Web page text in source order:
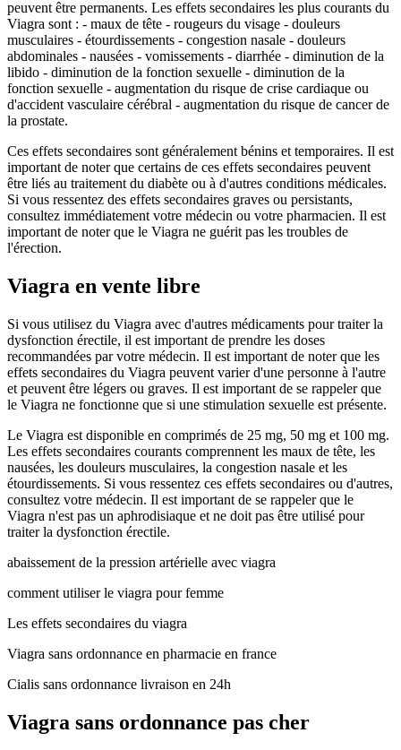
peuvent être permanents. Les effets secondaires les plus courants du
Viagra sont : - maux de tête - rougeurs du visage - douleurs
musculaires - étourdissements - congestion nasale - douleurs
abdominales - nausées - vomissements - diarrhée - diminution de la
libido - diminution de la fonction sexuelle - diminution de la
fonction sexuelle - augmentation du risque de crise cardiaque ou
d'accident vasculaire cérébral - augmentation du risque de cancer de
la prostate.
Ces effets secondaires sont généralement bénins et temporaires. Il est
important de noter que certains de ces effets secondaires peuvent
être liés au traitement du diabète ou à d'autres conditions médicales.
Si vous ressentez des effets secondaires graves ou persistants,
consultez immédiatement votre médecin ou votre pharmacien. Il est
important de noter que le Viagra ne guérit pas les troubles de
l'érection.
Viagra en vente libre
Si vous utilisez du Viagra avec d'autres médicaments pour traiter la
dysfonction érectile, il est important de prendre les doses
recommandées par votre médecin. Il est important de noter que les
effets secondaires du Viagra peuvent varier d'une personne à l'autre
et peuvent être légers ou graves. Il est important de se rappeler que
le Viagra ne fonctionne que si une stimulation sexuelle est présente.
Le Viagra est disponible en comprimés de 25 mg, 50 mg et 100 mg.
Les effets secondaires courants comprennent les maux de tête, les
nausées, les douleurs musculaires, la congestion nasale et les
étourdissements. Si vous ressentez ces effets secondaires ou d'autres,
consultez votre médecin. Il est important de se rappeler que le
Viagra n'est pas un aphrodisiaque et ne doit pas être utilisé pour
traiter la dysfonction érectile.
abaissement de la pression artérielle avec viagra
comment utiliser le viagra pour femme
Les effets secondaires du viagra
Viagra sans ordonnance en pharmacie en france
Cialis sans ordonnance livraison en 24h
Viagra sans ordonnance pas cher